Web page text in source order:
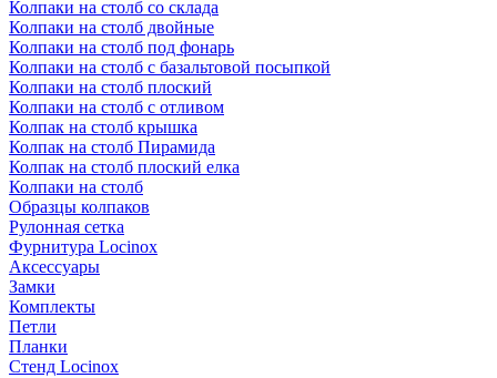
Колпаки на столб со склада
Колпаки на столб двoйные
Колпаки на столб под фонарь
Колпаки на столб с базальтовой посыпкой
Колпаки на столб плоский
Колпаки на столб с отливом
Колпак на столб крышка
Колпак на столб Пирамида
Колпак на столб плоский елка
Колпаки на столб
Образцы колпаков
Рулонная сетка
Фурнитура Locinox
Аксессуары
Замки
Комплекты
Петли
Планки
Стенд Locinox